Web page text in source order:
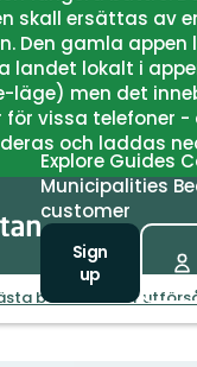
skall ersättas av
Den gamla appen
landet lokalt i
läge) men det
för vissa telefoner -
och laddas
Explore Guides
Municipalities
customer
Sign
up
backarna för